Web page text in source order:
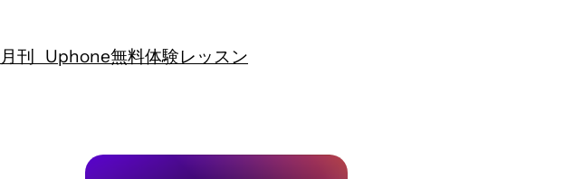
月刊 Uphone無料体験レッスン